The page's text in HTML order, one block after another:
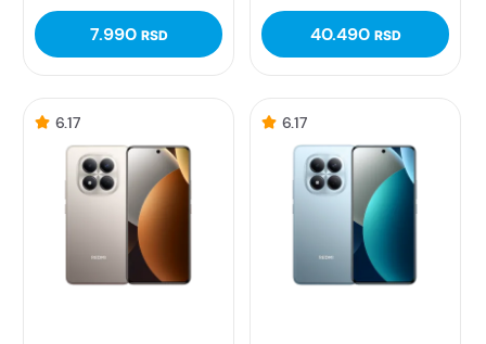
7.990 RSD 40.490 RSD
6.17 6.17